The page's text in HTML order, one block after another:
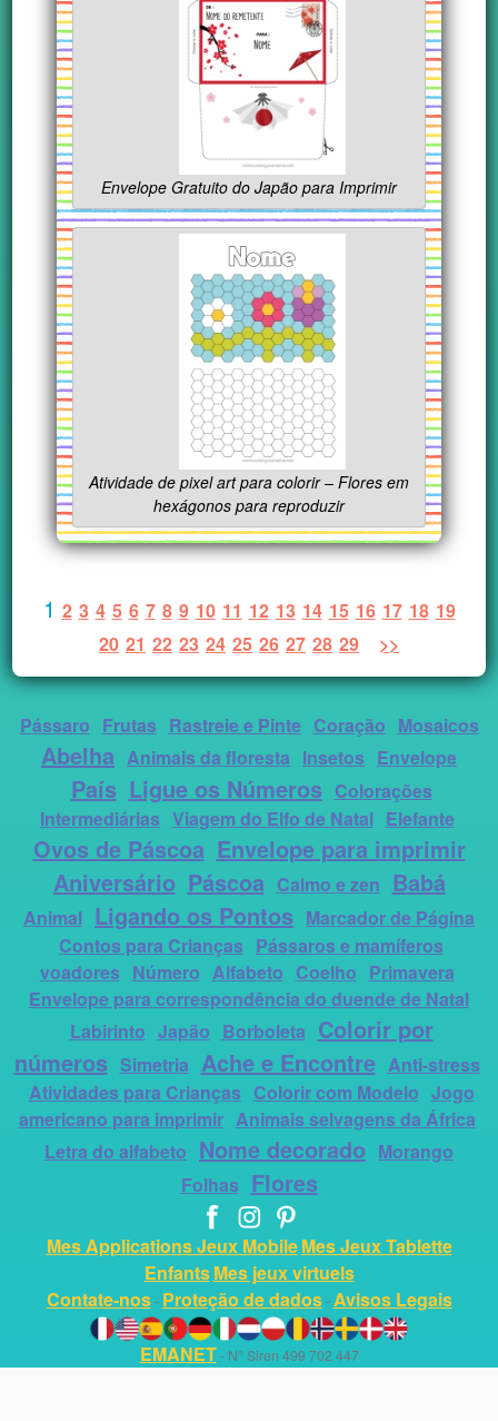
Envelope Gratuito do Japão para Imprimir
Atividade de pixel art para colorir – Flores em
hexágonos para reproduzir
1 2 3 4 5 6 7 8 9 10 11 12 13 14 15 16 17 18 19
20 21 22 23 24 25 26 27 28 29 >>
Pássaro Frutas Rastreie e Pinte Coração Mosaicos
Abelha Animais da floresta Insetos Envelope
País Ligue os Números Colorações
Intermediárias Viagem do Elfo de Natal Elefante
Ovos de Páscoa Envelope para imprimir
Aniversário Páscoa Calmo e zen Babá
Animal Ligando os Pontos Marcador de Página
Contos para Crianças Pássaros e mamíferos
voadores Número Alfabeto Coelho Primavera
Envelope para correspondência do duende de Natal
Labirinto Japão Borboleta Colorir por
números Simetria Ache e Encontre Anti-stress
Atividades para Crianças Colorir com Modelo Jogo
americano para imprimir Animais selvagens da África
Letra do alfabeto Nome decorado Morango
Folhas Flores
Mes Applications Jeux MobileMes Jeux Tablette
EnfantsMes jeux virtuels
Contate-nos- Proteção de dados-Avisos Legais
EMANET- N° Siren 499 702 447